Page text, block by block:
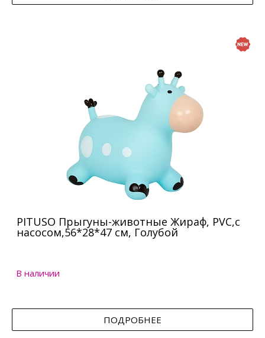
PITUSO Прыгуны-животные Жираф, PVC,с
насосом,56*28*47 см, Голубой
В наличии
ПОДРОБНЕЕ